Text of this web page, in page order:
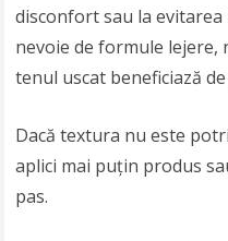
disconfort sau la
nevoie de formule lejere,
tenul uscat beneficiază
Dacă textura nu este
aplici mai puțin produs
pas.